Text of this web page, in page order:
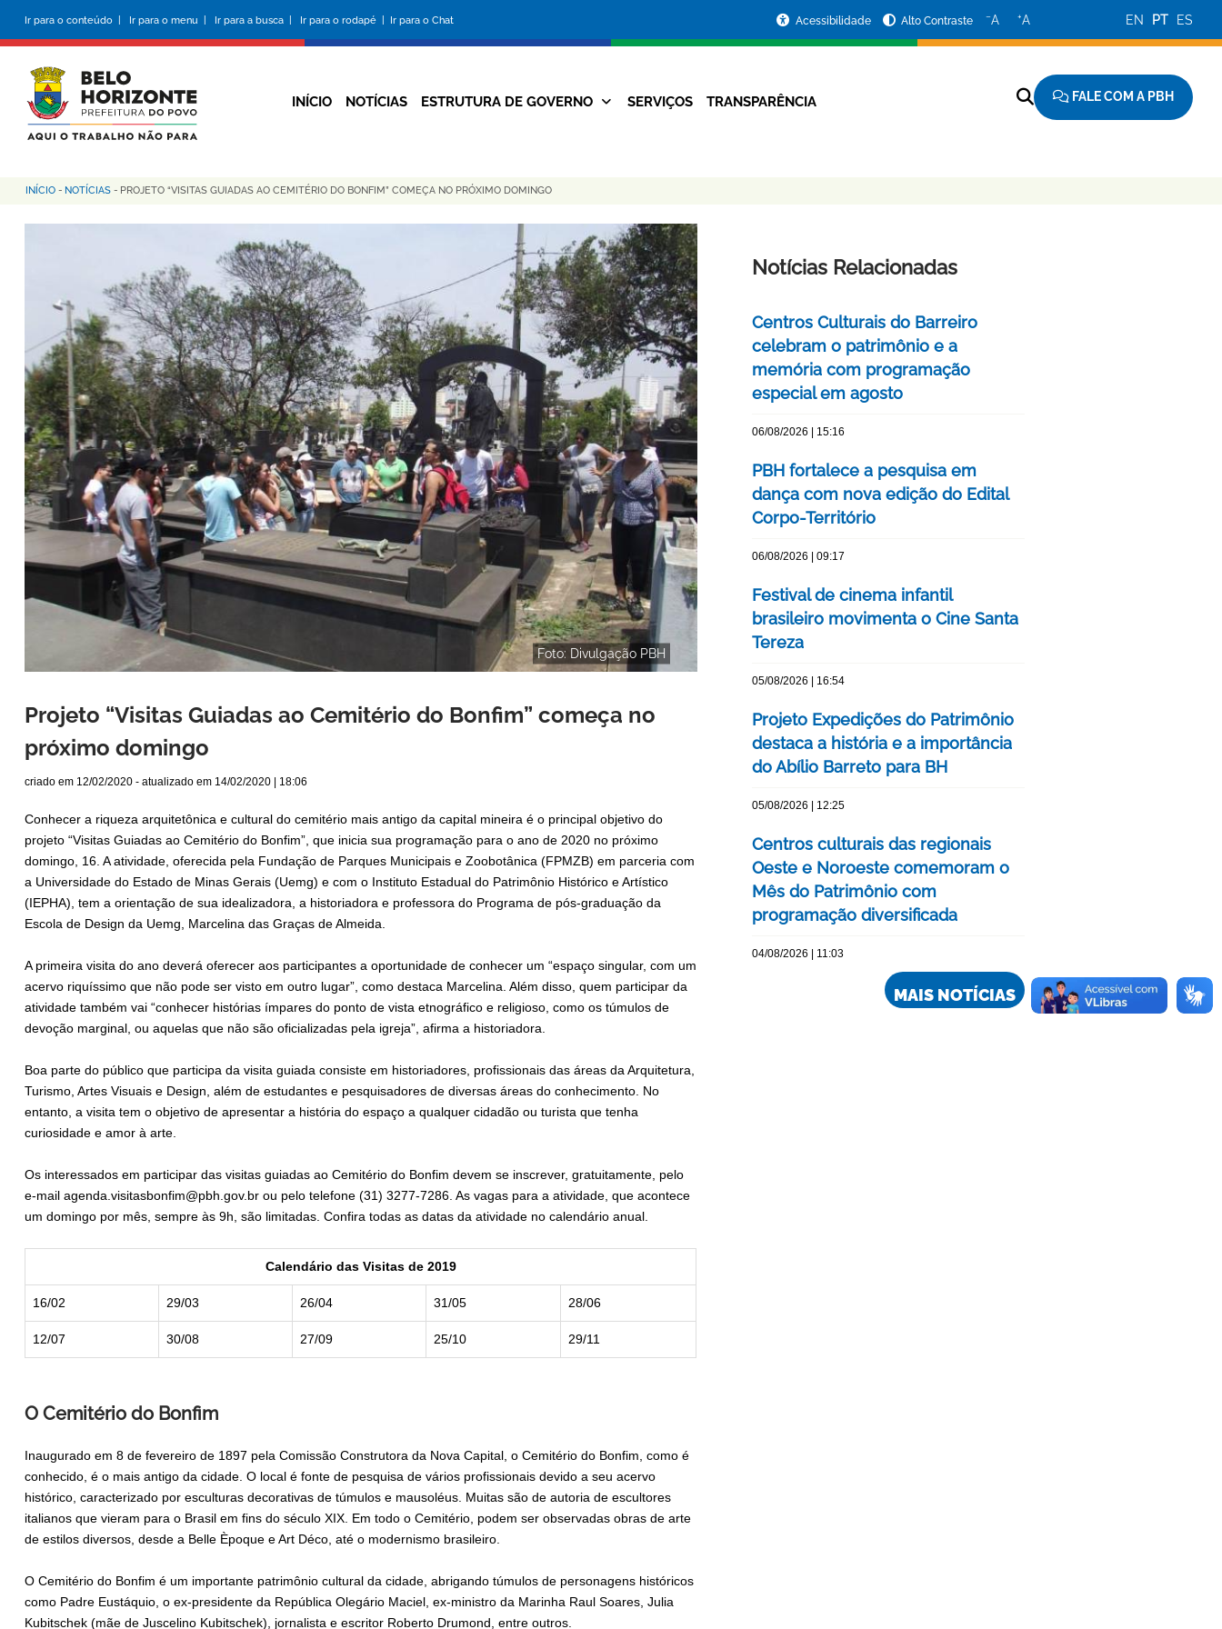
conteúdo
principal
Ir para o conteúdo | Ir para o menu | Ir para a busca | Ir para o rodapé | Ir para o Chat
da
Prefeitura
Acessibilidade Alto Contraste −A +A EN PT ES
Navegação
INÍCIO NOTÍCIAS ESTRUTURA DE GOVERNO SERVIÇOS TRANSPARÊNCIA FALE COM A PBH
Trilha
de
INÍCIO - NOTÍCIAS - PROJETO “VISITAS GUIADAS AO CEMITÉRIO DO BONFIM” COMEÇA NO PRÓXIMO DOMINGO
Foto: Divulgação PBH
Projeto “Visitas Guiadas ao Cemitério do Bonfim” começa no
próximo domingo
criado em 12/02/2020 - atualizado em 14/02/2020 | 18:06
Conhecer a riqueza arquitetônica e cultural do cemitério mais antigo da capital mineira é o principal objetivo do
projeto “Visitas Guiadas ao Cemitério do Bonfim”, que inicia sua programação para o ano de 2020 no próximo
domingo, 16. A atividade, oferecida pela Fundação de Parques Municipais e Zoobotânica (FPMZB) em parceria com
a Universidade do Estado de Minas Gerais (Uemg) e com o Instituto Estadual do Patrimônio Histórico e Artístico
(IEPHA), tem a orientação de sua idealizadora, a historiadora e professora do Programa de pós-graduação da
Escola de Design da Uemg, Marcelina das Graças de Almeida.
A primeira visita do ano deverá oferecer aos participantes a oportunidade de conhecer um “espaço singular, com um
acervo riquíssimo que não pode ser visto em outro lugar”, como destaca Marcelina. Além disso, quem participar da
atividade também vai “conhecer histórias ímpares do ponto de vista etnográfico e religioso, como os túmulos de
devoção marginal, ou aquelas que não são oficializadas pela igreja”, afirma a historiadora.
Boa parte do público que participa da visita guiada consiste em historiadores, profissionais das áreas da Arquitetura,
Turismo, Artes Visuais e Design, além de estudantes e pesquisadores de diversas áreas do conhecimento. No
entanto, a visita tem o objetivo de apresentar a história do espaço a qualquer cidadão ou turista que tenha
curiosidade e amor à arte.
Os interessados em participar das visitas guiadas ao Cemitério do Bonfim devem se inscrever, gratuitamente, pelo
e-mail agenda.visitasbonfim@pbh.gov.br ou pelo telefone (31) 3277-7286. As vagas para a atividade, que acontece
um domingo por mês, sempre às 9h, são limitadas. Confira todas as datas da atividade no calendário anual.
Calendário das Visitas de 2019
16/02 29/03 26/04 31/05 28/06
12/07 30/08 27/09 25/10 29/11
O Cemitério do Bonfim
Inaugurado em 8 de fevereiro de 1897 pela Comissão Construtora da Nova Capital, o Cemitério do Bonfim, como é
conhecido, é o mais antigo da cidade. O local é fonte de pesquisa de vários profissionais devido a seu acervo
histórico, caracterizado por esculturas decorativas de túmulos e mausoléus. Muitas são de autoria de escultores
italianos que vieram para o Brasil em fins do século XIX. Em todo o Cemitério, podem ser observadas obras de arte
de estilos diversos, desde a Belle Èpoque e Art Déco, até o modernismo brasileiro.
O Cemitério do Bonfim é um importante patrimônio cultural da cidade, abrigando túmulos de personagens históricos
como Padre Eustáquio, o ex-presidente da República Olegário Maciel, ex-ministro da Marinha Raul Soares, Julia
Kubitschek (mãe de Juscelino Kubitschek), jornalista e escritor Roberto Drumond, entre outros.
Notícias Relacionadas
Centros Culturais do Barreiro
celebram o patrimônio e a
memória com programação
especial em agosto
06/08/2026 | 15:16
PBH fortalece a pesquisa em
dança com nova edição do Edital
Corpo-Território
06/08/2026 | 09:17
Festival de cinema infantil
brasileiro movimenta o Cine Santa
Tereza
05/08/2026 | 16:54
Projeto Expedições do Patrimônio
destaca a história e a importância
do Abílio Barreto para BH
05/08/2026 | 12:25
Centros culturais das regionais
Oeste e Noroeste comemoram o
Mês do Patrimônio com
programação diversificada
04/08/2026 | 11:03
MAIS NOTÍCIAS